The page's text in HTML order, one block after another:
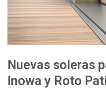
Nuevas soleras
Inowa y Roto